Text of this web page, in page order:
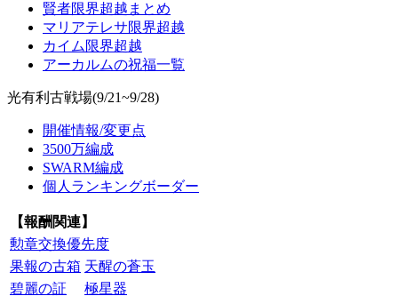
賢者限界超越まとめ
マリアテレサ限界超越
カイム限界超越
アーカルムの祝福一覧
光有利古戦場(9/21~9/28)
開催情報/変更点
3500万編成
SWARM編成
個人ランキングボーダー
【報酬関連】
勲章交換優先度
果報の古箱 天醒の蒼玉
碧麗の証
極星器